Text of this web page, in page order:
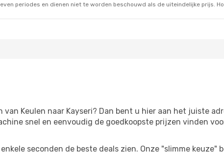
periodes en dienen niet te worden beschouwd als de uiteindelijke prijs.
Keulen naar Kayseri? Dan bent u hier aan het juiste
snel en eenvoudig de goedkoopste prijzen vinden
seconden de beste deals zien. Onze "slimme keuze"